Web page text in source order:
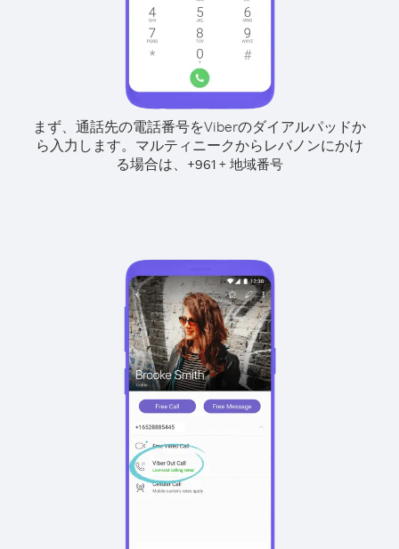
まず、通話先の電話番号をViberのダイアルパッドか
ら入力します。 マルティニークからレバノンにかけ
る場合は、 +961 + 地域番号